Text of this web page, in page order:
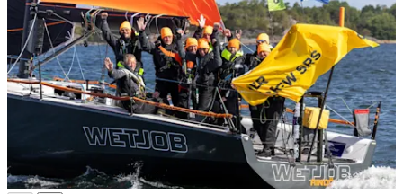
Kontakt
raceoffice@ksss.se +46 8 556 166 80 ksss.se
Följ oss